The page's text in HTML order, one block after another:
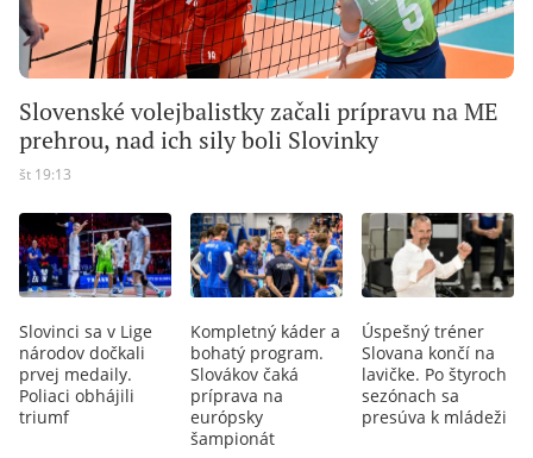
Slovenské volejbalistky začali prípravu na ME
prehrou, nad ich sily boli Slovinky
št 19:13
Slovinci sa v Lige
národov dočkali
prvej medaily.
Poliaci obhájili
triumf
Kompletný káder a
bohatý program.
Slovákov čaká
príprava na
európsky
šampionát
Úspešný tréner
Slovana končí na
lavičke. Po štyroch
sezónach sa
presúva k mládeži